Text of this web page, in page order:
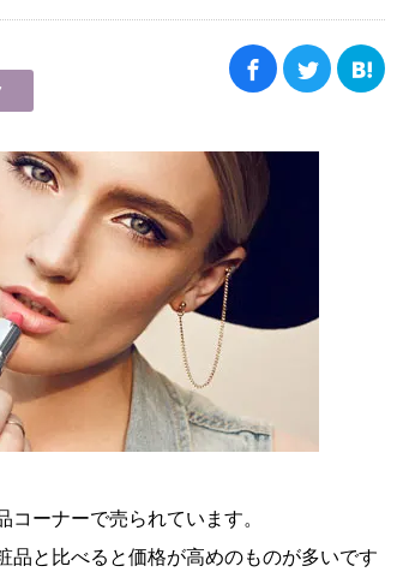
ーナーで売られています。
品と比べると価格が高めのものが多いです